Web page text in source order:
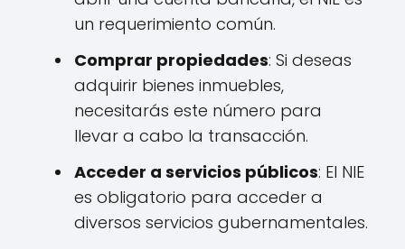
un requerimiento común.
Comprar propiedades: Si deseas
adquirir bienes inmuebles,
necesitarás este número para
llevar a cabo la transacción.
Acceder a servicios públicos: El NIE
es obligatorio para acceder a
diversos servicios gubernamentales.